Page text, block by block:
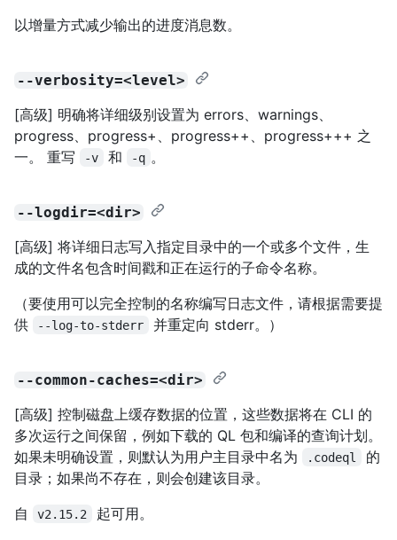
以增量方式减少输出的进度消息数。
--verbosity=<level>
[高级] 明确将详细级别设置为 errors、warnings、
progress、progress+、progress++、progress+++ 之
一。 重写
-v 和 -q 。
--logdir=<dir>
[高级] 将详细日志写入指定目录中的一个或多个文件，生
成的文件名包含时间戳和正在运行的子命令名称。
（要使用可以完全控制的名称编写日志文件，请根据需要提
供
--log-to-stderr 并重定向 stderr。）
--common-caches=<dir>
[高级] 控制磁盘上缓存数据的位置，这些数据将在 CLI 的
多次运行之间保留，例如下载的 QL 包和编译的查询计划。
如果未明确设置，则默认为用户主目录中名为
.codeql
的
目录；如果尚不存在，则会创建该目录。
自
v2.15.2 起可用。